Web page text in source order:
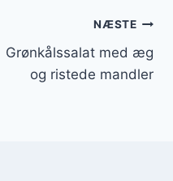
NÆSTE
Grønkålssalat med æg
og ristede mandler